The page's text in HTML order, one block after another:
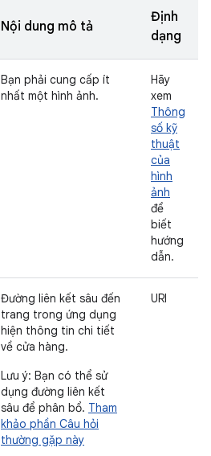
Nội dung mô tả
Định
dạng
Bạn phải cung cấp ít
nhất một hình ảnh.
Hãy
xem
Thông
số kỹ
thuật
của
hình
ảnh
để
biết
hướng
dẫn.
Đường liên kết sâu đến
trang trong ứng dụng
hiện thông tin chi tiết
về cửa hàng.
Lưu ý: Bạn có thể sử
dụng đường liên kết
sâu để phân bổ. Tham
khảo phần Câu hỏi
thường gặp này
URI